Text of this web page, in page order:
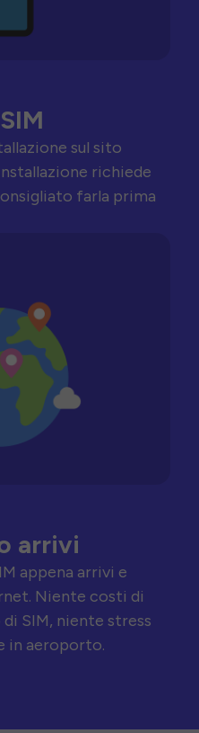
sul sito
richiede
farla prima
arrivi
appena arrivi e
Niente costi di
SIM, niente stress
in aeroporto.